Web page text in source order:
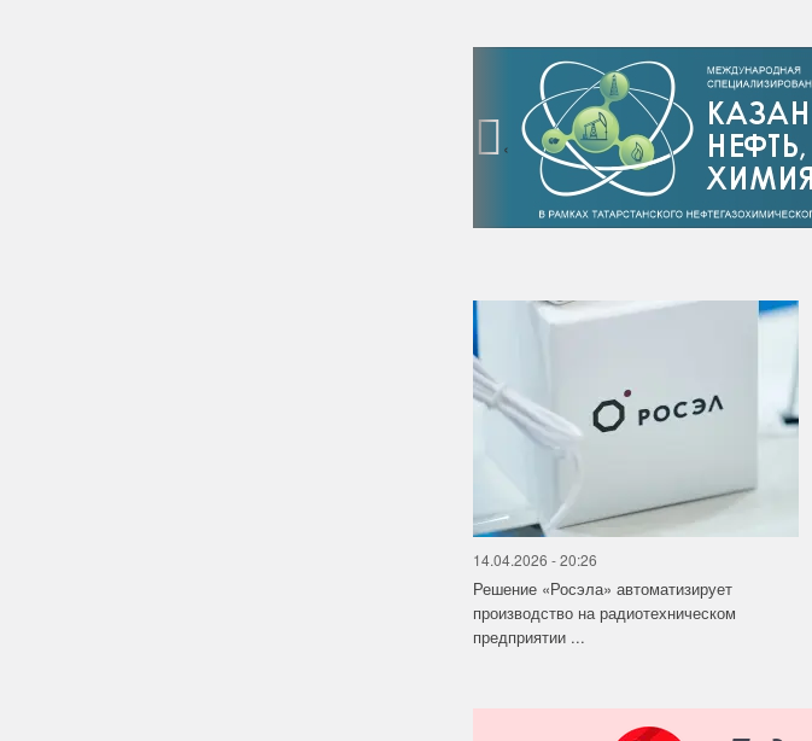
‹
14.04.2026 - 20:26
Решение «Росэла» автоматизирует
производство на радиотехническом
предприятии ...